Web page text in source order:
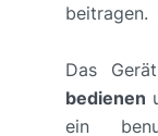
beitragen.
Das
bedienen
ein